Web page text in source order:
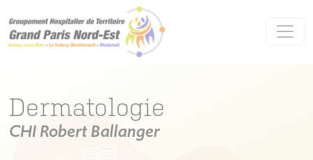
Dermatologie
CHI Robert Ballanger
Panneau de gestion des cookies